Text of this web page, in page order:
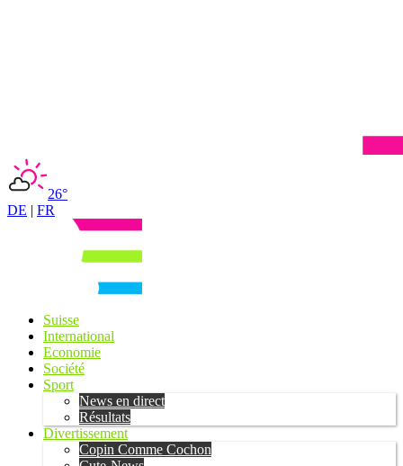
26°
DE | FR
Suisse
International
Economie
Société
Sport
News en direct
Résultats
Divertissement
Copin Comme Cochon